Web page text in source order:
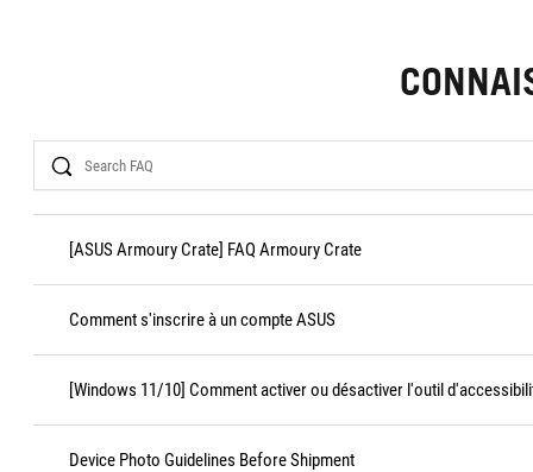
Search
[ASUS Armoury Crate] FAQ Armoury Crate
Comment s'inscrire à un compte ASUS
[Windows 11/10] Comment activer ou désactiver l'outil
Device Photo Guidelines Before Shipment